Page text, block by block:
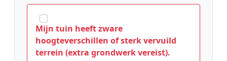
Mijn tuin heeft zware
hoogteverschillen of sterk vervuild
terrein (extra grondwerk vereist).